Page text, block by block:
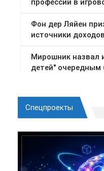
Спецпроекты